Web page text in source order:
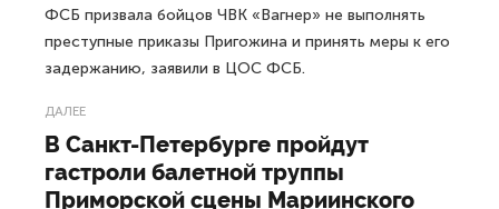
ФСБ призвала бойцов ЧВК «Вагнер» не выполнять
преступные приказы Пригожина и принять меры к его
задержанию, заявили в ЦОС ФСБ.
ДАЛЕЕ
В Санкт-Петербурге пройдут
гастроли балетной труппы
Приморской сцены Мариинского